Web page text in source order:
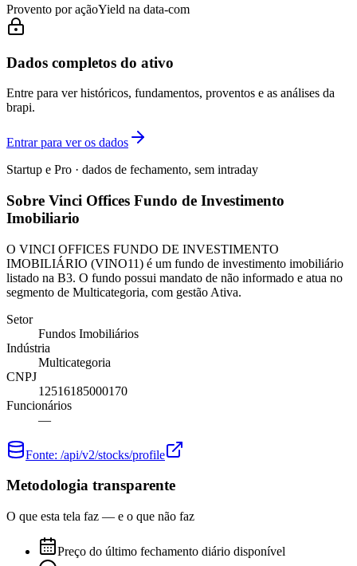
Provento por açãoYield na data-com
Dados completos do ativo
Entre para ver históricos, fundamentos, proventos e as análises da
brapi.
Entrar para ver os dados
Startup e Pro · dados de fechamento, sem intraday
Sobre Vinci Offices Fundo de Investimento
Imobiliario
O VINCI OFFICES FUNDO DE INVESTIMENTO
IMOBILIÁRIO (VINO11) é um fundo de investimento imobiliário
listado na B3. O fundo possui mandato de não informado e atua no
segmento de Multicategoria, com gestão Ativa.
Setor
Fundos Imobiliários
Indústria
Multicategoria
CNPJ
12516185000170
Funcionários
—
Fonte: /api/v2/stocks/profile
Metodologia transparente
O que esta tela faz — e o que não faz
Preço do último fechamento diário disponível